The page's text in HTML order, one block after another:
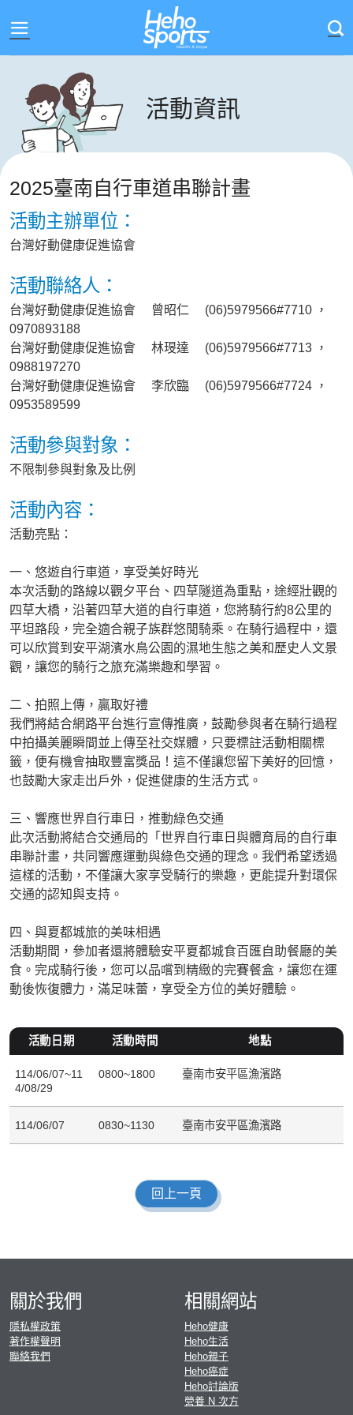
活動資訊
2025臺南自行車道串聯計畫
活動主辦單位：
台灣好動健康促進協會
活動聯絡人：
台灣好動健康促進協會 曾昭仁 (06)5979566#7710 ，
0970893188
台灣好動健康促進協會 林琝達 (06)5979566#7713 ，
0988197270
台灣好動健康促進協會 李欣臨 (06)5979566#7724 ，
0953589599
活動參與對象：
不限制參與對象及比例
活動內容：
活動亮點：
一、悠遊自行車道，享受美好時光
本次活動的路線以觀夕平台、四草隧道為重點，途經壯觀的
四草大橋，沿著四草大道的自行車道，您將騎行約8公里的
平坦路段，完全適合親子族群悠閒騎乘。在騎行過程中，還
可以欣賞到安平湖濱水鳥公園的濕地生態之美和歷史人文景
觀，讓您的騎行之旅充滿樂趣和學習。
二、拍照上傳，贏取好禮
我們將結合網路平台進行宣傳推廣，鼓勵參與者在騎行過程
中拍攝美麗瞬間並上傳至社交媒體，只要標註活動相關標
籤，便有機會抽取豐富獎品！這不僅讓您留下美好的回憶，
也鼓勵大家走出戶外，促進健康的生活方式。
三、響應世界自行車日，推動綠色交通
此次活動將結合交通局的「世界自行車日與體育局的自行車
串聯計畫，共同響應運動與綠色交通的理念。我們希望透過
這樣的活動，不僅讓大家享受騎行的樂趣，更能提升對環保
交通的認知與支持。
四、與夏都城旅的美味相遇
活動期間，參加者還將體驗安平夏都城食百匯自助餐廳的美
食。完成騎行後，您可以品嚐到精緻的完賽餐盒，讓您在運
動後恢復體力，滿足味蕾，享受全方位的美好體驗。
活動日期 活動時間 地點
114/06/07~11
4/08/29
0800~1800 臺南市安平區漁濱路
114/06/07 0830~1130 臺南市安平區漁濱路
回上一頁
關於我們
隱私權政策
著作權聲明
聯絡我們
相關網站
Heho健康
Heho生活
Heho親子
Heho癌症
Heho討論版
營養 N 次方